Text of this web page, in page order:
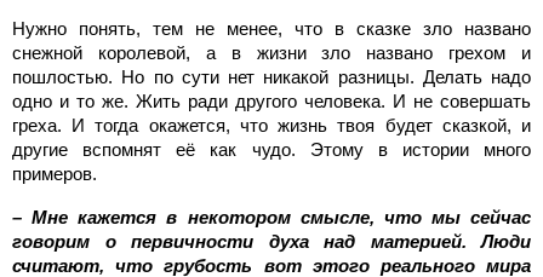
Нужно понять, тем не менее, что в сказке зло названо
снежной королевой, а в жизни зло названо грехом и
пошлостью. Но по сути нет никакой разницы. Делать надо
одно и то же. Жить ради другого человека. И не совершать
греха. И тогда окажется, что жизнь твоя будет сказкой, и
другие вспомнят её как чудо. Этому в истории много
примеров.
– Мне кажется в некотором смысле, что мы сейчас
говорим о первичности духа над материей. Люди
считают, что грубость вот этого реального мира